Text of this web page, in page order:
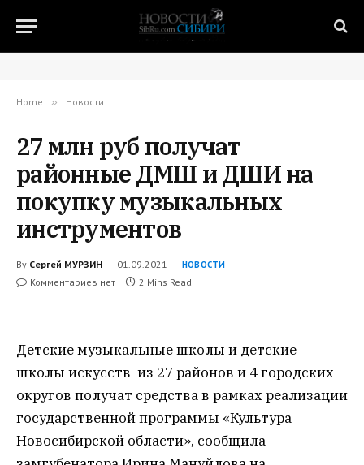
Home » Новости
27 млн руб получат
районные ДМШ и ДШИ на
покупку музыкальных
инструментов
By Сергей МУРЗИН 01.09.2021 НОВОСТИ
Комментариев нет 2 Mins Read
Детские музыкальные школы и детские
школы искусств из 27 районов и 4 городских
округов получат средства в рамках реализации
государственной программы «Культура
Новосибирской области», сообщила